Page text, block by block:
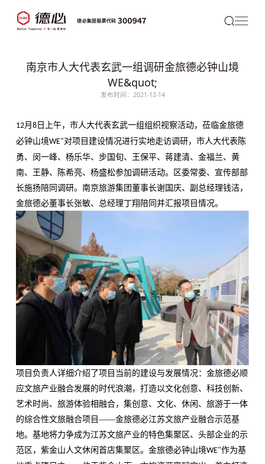
南京市人大代表玄武一组调研金旅德必钟山境
WE&quot;
发布时间：2021-12-14
12月8 日上午，市人大代表玄武一组组织视察活动，莅临金旅德
必钟山境WE"对项目建设情况进行实地走访调研，市人大代表陈
勇、闵一峰、杨乐华、步国旬、王保平、蒋建清、金福兰、黄
南、王静、陈希亮、杨盛松参加调研活动。区委常委、宣传部部
长施扬陪同调研。南京旅游集团董事长谢国庆、副总经理钱洁，
金旅德必董事长张敏、总经理丁翔陪同并汇报项目情况。
项目负责人详细介绍了项目当前的建设与发展情况：金旅德必顺
应文旅产业融合发展的时代浪潮，打造以文化创意、科技创新、
艺术时尚、旅游体验相融合，集创意、文化、休闲、旅游于一体
的综合性文旅融合项目——金旅德必江苏文旅产业融合示范基
地。基地将力争成为江苏文旅产业的特色集聚区、头部企业的示
范区，紫金山人文休闲首店集聚区。金旅德必钟山境WE"作为基